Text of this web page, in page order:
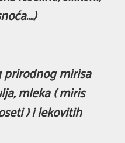
mirisa
mleka ( miris
) i lekovitih